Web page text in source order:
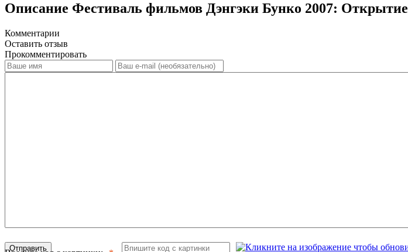
Описание Фестиваль фильмов Дэнгэки Бунко 2007: Открытие
Комментарии
Оставить отзыв
Прокомментировать
Отправить